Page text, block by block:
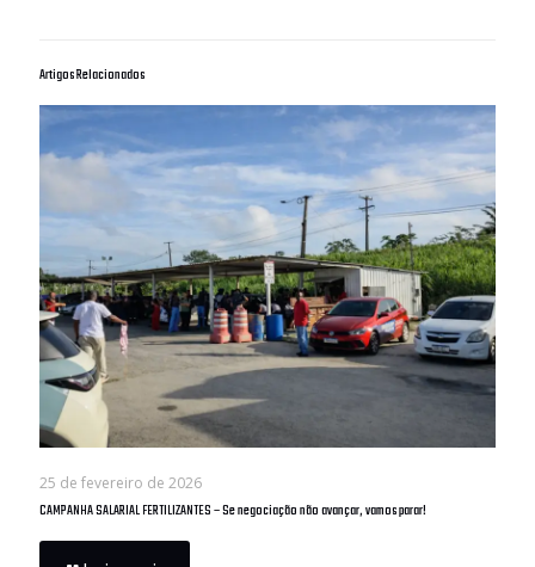
Artigos Relacionados
25 de fevereiro de 2026
CAMPANHA SALARIAL FERTILIZANTES – Se negociação não avançar, vamos parar!